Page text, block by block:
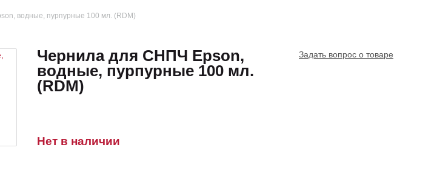
водные, пурпурные 100 мл. (RDM)
Чернила для СНПЧ Epson,
водные, пурпурные 100 мл.
(RDM)
Задать вопрос о товаре
Нет в наличии